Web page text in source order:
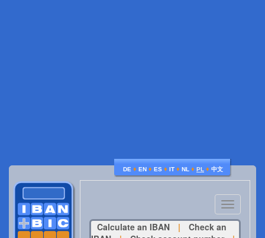
DE ♦ EN ♦ ES ♦ IT ♦ NL ♦ PL ♦ 中文
Toggle
navigation
Calculate an IBAN
|
Check an